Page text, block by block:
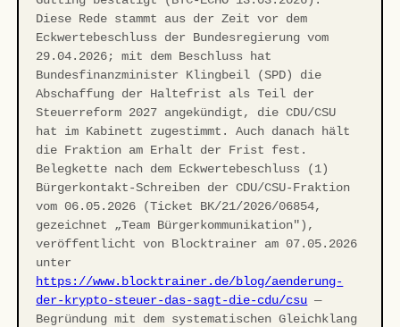
Diese Rede stammt aus der Zeit vor dem
Eckwertebeschluss der Bundesregierung vom
29.04.2026; mit dem Beschluss hat
Bundesfinanzminister Klingbeil (SPD) die
Abschaffung der Haltefrist als Teil der
Steuerreform 2027 angekündigt, die CDU/CSU
hat im Kabinett zugestimmt. Auch danach hält
die Fraktion am Erhalt der Frist fest.
Belegkette nach dem Eckwertebeschluss (1)
Bürgerkontakt-Schreiben der CDU/CSU-Fraktion
vom 06.05.2026 (Ticket BK/21/2026/06854,
gezeichnet „Team Bürgerkommunikation"),
veröffentlicht von Blocktrainer am 07.05.2026
unter
https://www.blocktrainer.de/blog/aenderung-
der-krypto-steuer-das-sagt-die-cdu/csu —
Begründung mit dem systematischen Gleichklang